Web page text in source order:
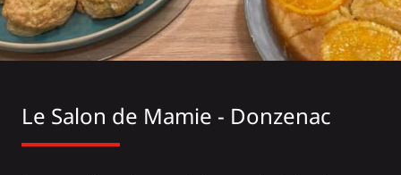
Le Salon de Mamie - Donzenac